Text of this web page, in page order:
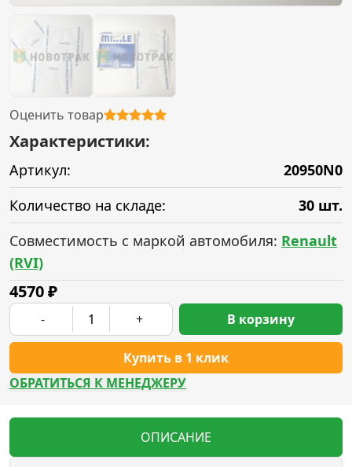
Оценить товар
Характеристики:
Артикул:
20950N0
Количество на складе:
30 шт.
Совместимость с маркой автомобиля: Renault
(RVI)
4570₽
- +
Купить в 1 клик
В корзину
ОБРАТИТЬСЯ К МЕНЕДЖЕРУ
ОПИСАНИЕ